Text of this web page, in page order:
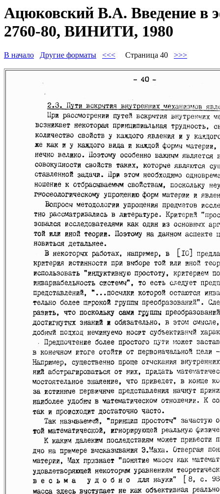
Ацюковский В.А. Введение в
2760-80, ВИНИТИ, 1980
В начало Другие форматы <<< Страница 40 >>>